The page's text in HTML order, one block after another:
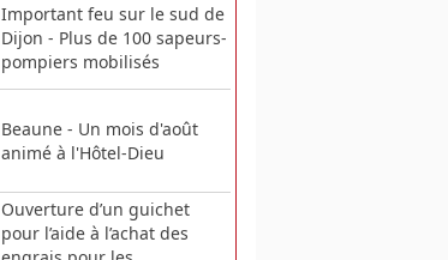
Important feu sur le sud de
Dijon - Plus de 100 sapeurs-
pompiers mobilisés
Beaune - Un mois d'août
animé à l'Hôtel-Dieu
Ouverture d’un guichet
pour l’aide à l’achat des